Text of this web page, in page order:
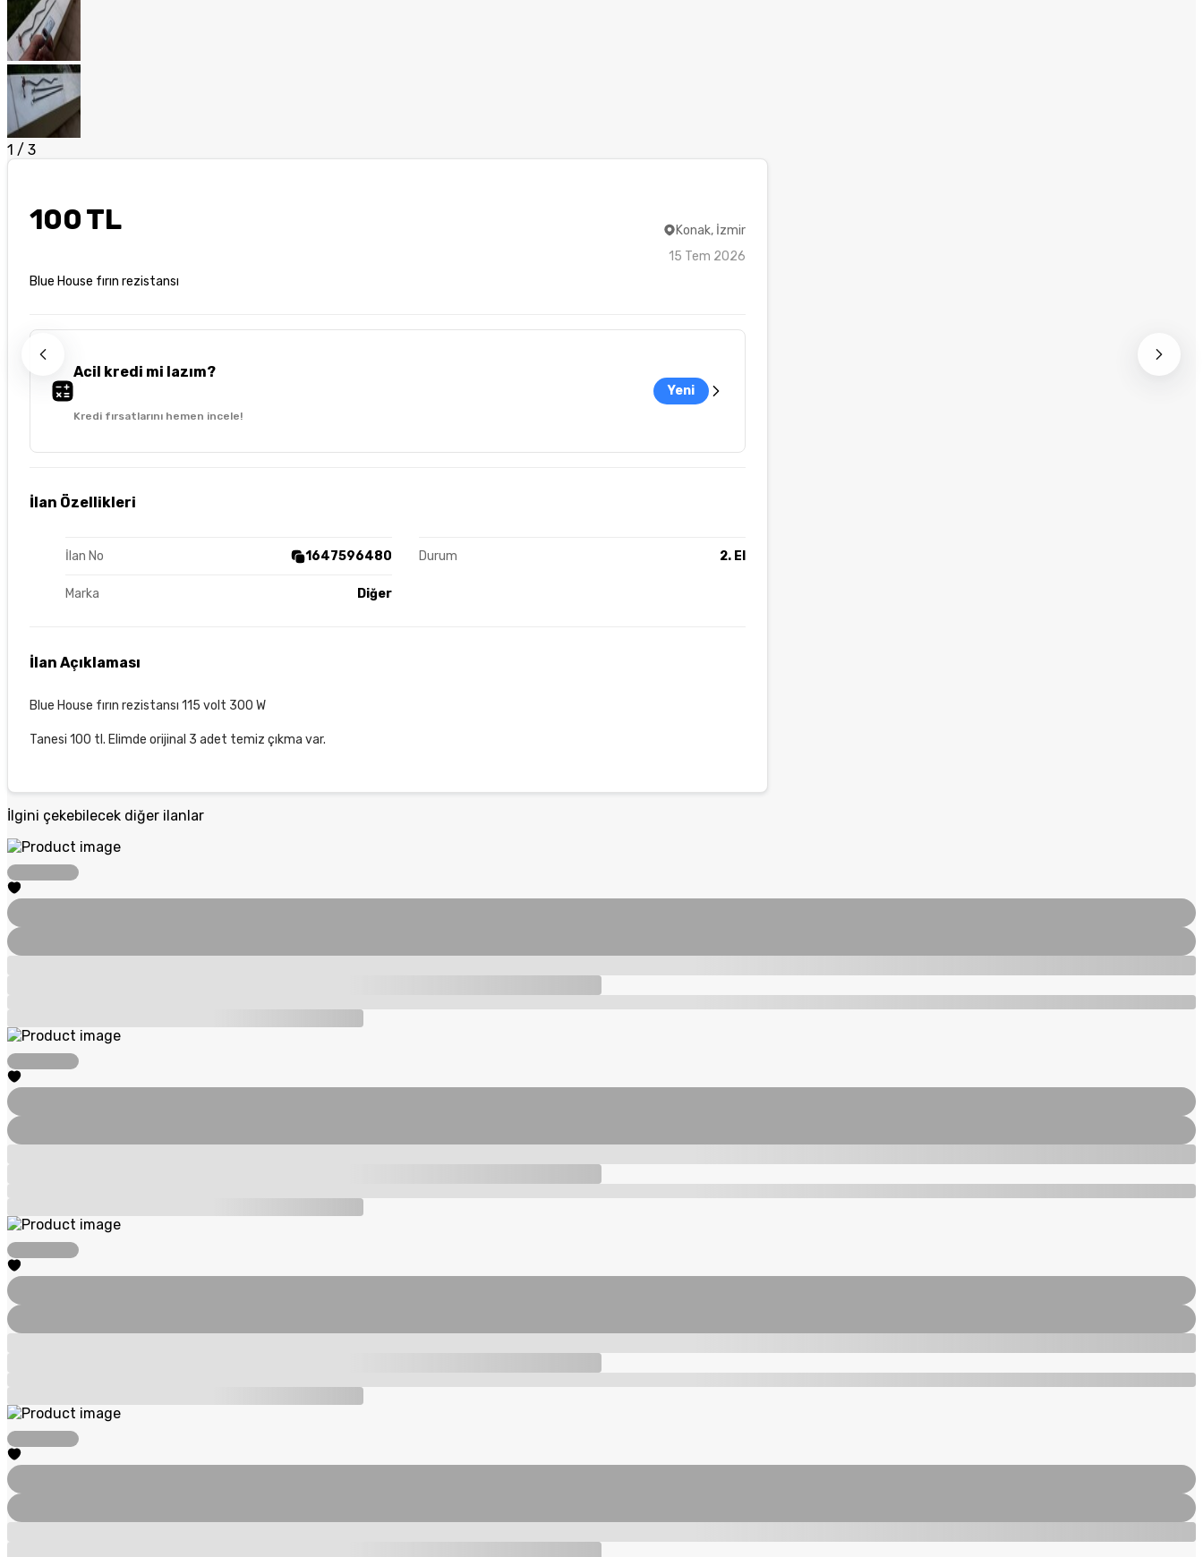
1 / 3
100 TL
Blue House fırın rezistansı
Konak, İzmir
15 Tem 2026
Acil kredi mi lazım?
Kredi fırsatlarını hemen incele!
Yeni
İlan Özellikleri
İlan No 1647596480 Durum 2. El
Marka Diğer
İlan Açıklaması
Blue House fırın rezistansı 115 volt 300 W
Tanesi 100 tl. Elimde orijinal 3 adet temiz çıkma var.
İlgini çekebilecek diğer ilanlar